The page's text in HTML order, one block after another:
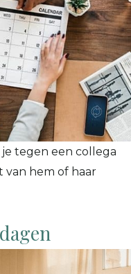
tegen een collega
van hem of haar